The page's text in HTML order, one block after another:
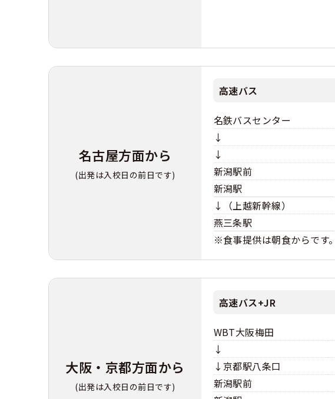
名古屋方面から
(出発は入校日の前日です)
高速バス
名鉄バスセンター
↓
↓
新潟駅前
新潟駅
↓（上越新幹線）
燕三条駅
※食事提供は朝食からです。
大阪・京都方面から
(出発は入校日の前日です)
高速バス+JR
WBT大阪梅田
↓
↓京都駅八条口
新潟駅前